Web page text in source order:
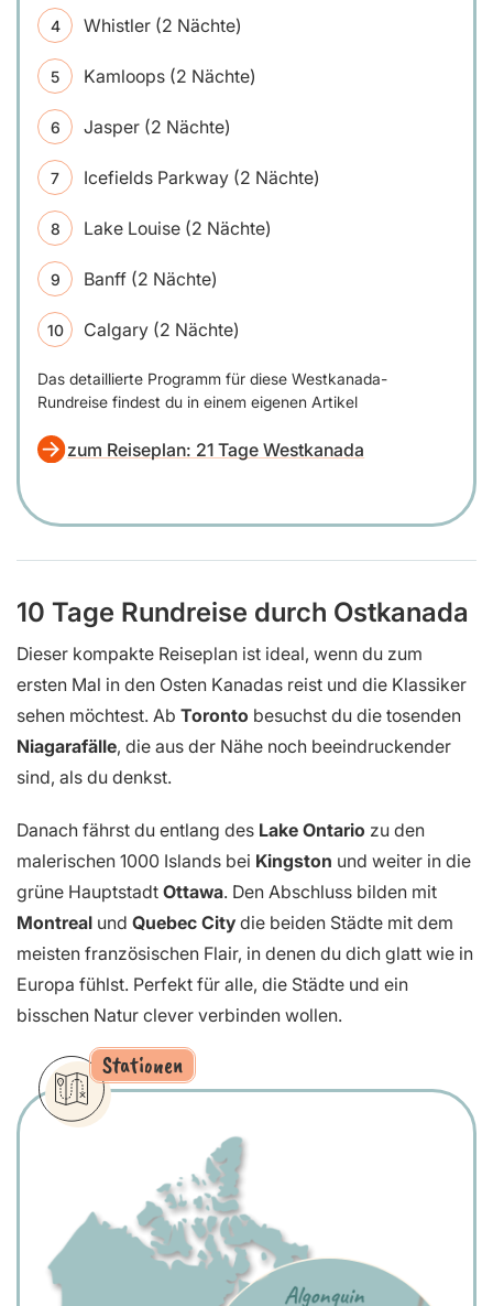
Whistler (2 Nächte)
Kamloops (2 Nächte)
Jasper (2 Nächte)
Icefields Parkway (2 Nächte)
Lake Louise (2 Nächte)
Banff (2 Nächte)
Calgary (2 Nächte)
Das detaillierte Programm für diese Westkanada-
Rundreise findest du in einem eigenen Artikel
zum Reiseplan: 21 Tage Westkanada
10 Tage Rundreise durch Ostkanada
Dieser kompakte Reiseplan ist ideal, wenn du zum
ersten Mal in den Osten Kanadas reist und die Klassiker
sehen möchtest. Ab Toronto besuchst du die tosenden
Niagarafälle, die aus der Nähe noch beeindruckender
sind, als du denkst.
Danach fährst du entlang des Lake Ontario zu den
malerischen 1000 Islands bei Kingston und weiter in die
grüne Hauptstadt Ottawa. Den Abschluss bilden mit
Montreal und Quebec City die beiden Städte mit dem
meisten französischen Flair, in denen du dich glatt wie in
Europa fühlst. Perfekt für alle, die Städte und ein
bisschen Natur clever verbinden wollen.
Stationen